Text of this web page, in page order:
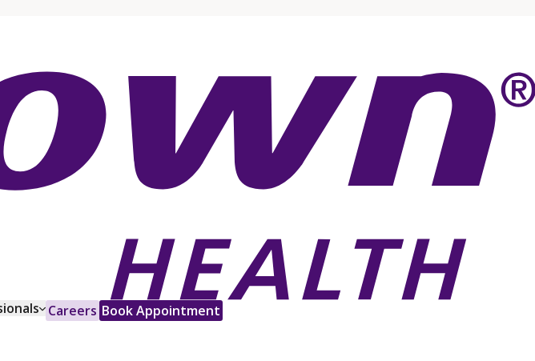
Careers Book Appointment